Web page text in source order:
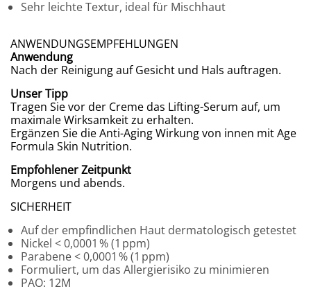
Sehr leichte Textur, ideal für Mischhaut
ANWENDUNGSEMPFEHLUNGEN
Anwendung
Nach der Reinigung auf Gesicht und Hals auftragen.
Unser Tipp
Tragen Sie vor der Creme das Lifting-Serum auf, um
maximale Wirksamkeit zu erhalten.
Ergänzen Sie die Anti-Aging Wirkung von innen mit Age
Formula Skin Nutrition.
Empfohlener Zeitpunkt
Morgens und abends.
SICHERHEIT
Auf der empfindlichen Haut dermatologisch getestet
Nickel < 0,0001 % (1 ppm)
Parabene < 0,0001 % (1 ppm)
Formuliert, um das Allergierisiko zu minimieren
PAO: 12M